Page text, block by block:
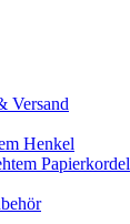
Versand
Henkel
Papierkordel